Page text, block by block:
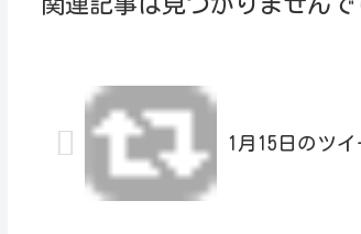
1月15日のツイ